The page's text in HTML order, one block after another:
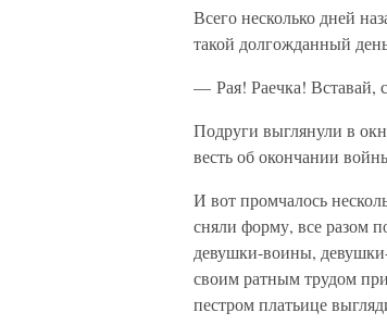
Всего несколько дней
такой долгожданный
— Рая! Раечка! Вставай,
Подруги выглянули в
весть об окончании
И вот промчалось
сняли форму, все разом
девушки-воины,
своим ратным трудом
пестром платьице